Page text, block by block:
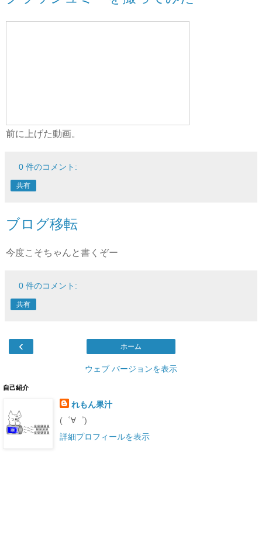
前に上げた動画。
0 件のコメント:
共有
ブログ移転
今度こそちゃんと書くぞー
0 件のコメント:
共有
‹ ホーム
ウェブ バージョンを表示
自己紹介
れもん果汁
(゜∀゜)
詳細プロフィールを表示